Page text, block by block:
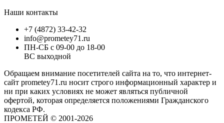
Наши контакты
+7 (4872) 33-42-32
info@prometey71.ru
ПН-СБ с 09-00 до 18-00
ВС выходной
Обращаем внимание посетителей сайта на то, что интернет-
сайт prometey71.ru носит строго информационный характер и
ни при каких условиях не может являться публичной
офертой, которая определяется положениями Гражданского
кодекса РФ.
ПРОМЕТЕЙ © 2001-2026